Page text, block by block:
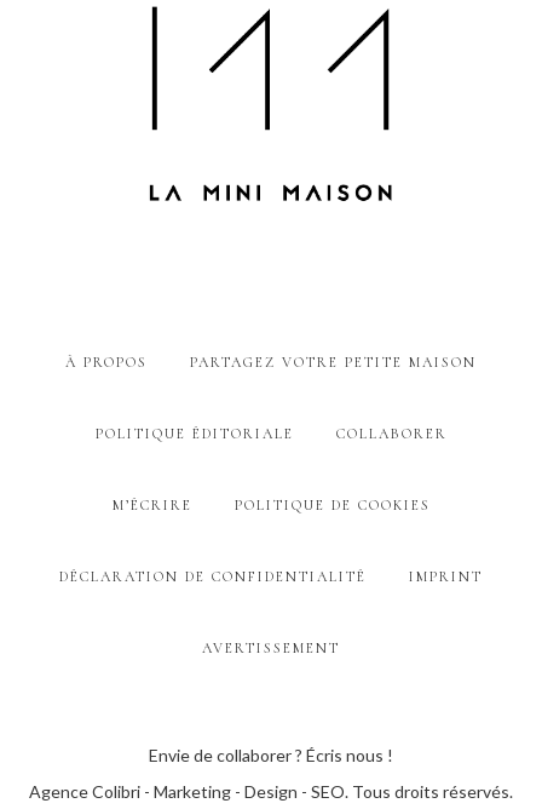
À PROPOS PARTAGEZ VOTRE PETITE MAISON
POLITIQUE ÉDITORIALE COLLABORER
M’ÉCRIRE POLITIQUE DE COOKIES
DÉCLARATION DE CONFIDENTIALITÉ IMPRINT
AVERTISSEMENT
Envie de collaborer ? Écris nous !
Agence Colibri - Marketing - Design - SEO. Tous droits réservés.